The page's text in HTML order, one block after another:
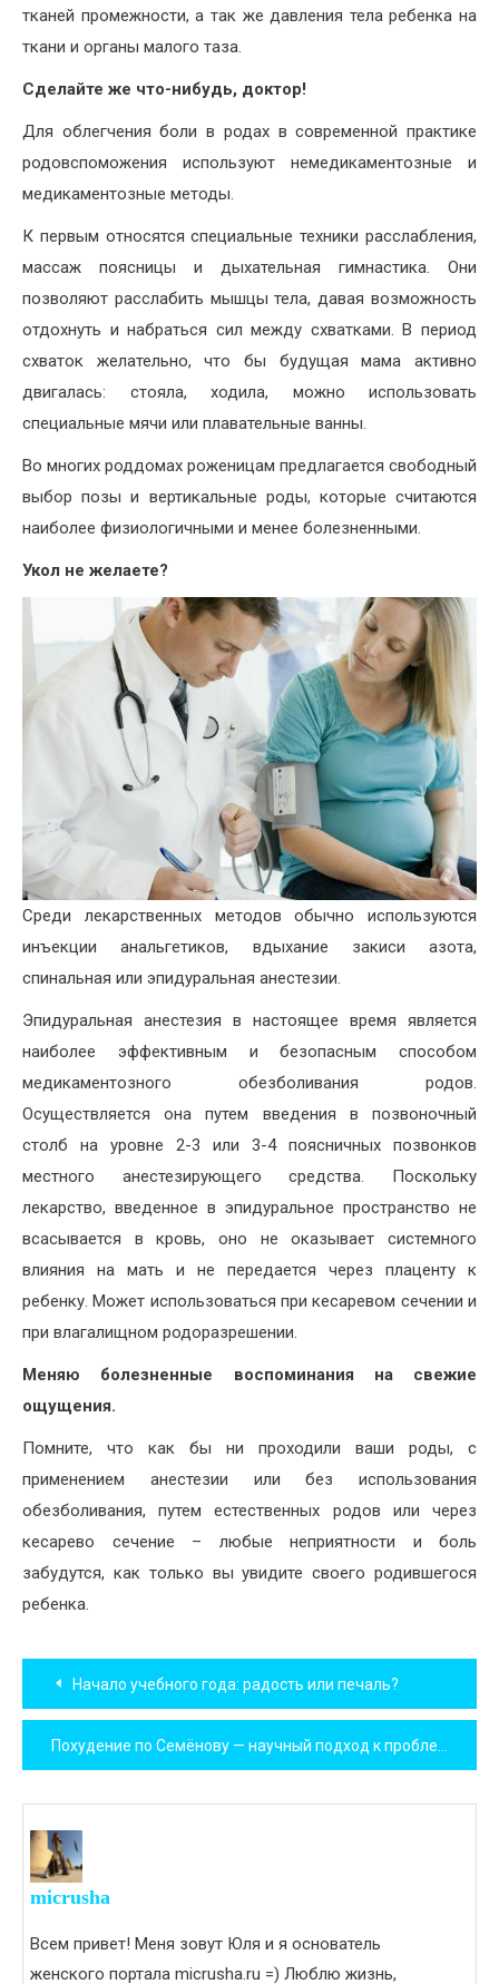
тканей промежности, а так же давления тела ребенка на
ткани и органы малого таза.
Сделайте же что-нибудь, доктор!
Для облегчения боли в родах в современной практике
родовспоможения используют немедикаментозные и
медикаментозные методы.
К первым относятся специальные техники расслабления,
массаж поясницы и дыхательная гимнастика. Они
позволяют расслабить мышцы тела, давая возможность
отдохнуть и набраться сил между схватками. В период
схваток желательно, что бы будущая мама активно
двигалась: стояла, ходила, можно использовать
специальные мячи или плавательные ванны.
Во многих роддомах роженицам предлагается свободный
выбор позы и вертикальные роды, которые считаются
наиболее физиологичными и менее болезненными.
Укол не желаете?
Среди лекарственных методов обычно используются
инъекции анальгетиков, вдыхание закиси азота,
спинальная или эпидуральная анестезии.
Эпидуральная анестезия в настоящее время является
наиболее эффективным и безопасным способом
медикаментозного обезболивания родов.
Осуществляется она путем введения в позвоночный
столб на уровне 2-3 или 3-4 поясничных позвонков
местного анестезирующего средства. Поскольку
лекарство, введенное в эпидуральное пространство не
всасывается в кровь, оно не оказывает системного
влияния на мать и не передается через плаценту к
ребенку. Может использоваться при кесаревом сечении и
при влагалищном родоразрешении.
Меняю болезненные воспоминания на свежие
ощущения.
Помните, что как бы ни проходили ваши роды, с
применением анестезии или без использования
обезболивания, путем естественных родов или через
кесарево сечение – любые неприятности и боль
забудутся, как только вы увидите своего родившегося
ребенка.
Навигация
по
записям
Начало учебного года: радость или печаль?
micrusha
Всем привет! Меня зовут Юля и я основатель
женского портала micrusha.ru =) Люблю жизнь,